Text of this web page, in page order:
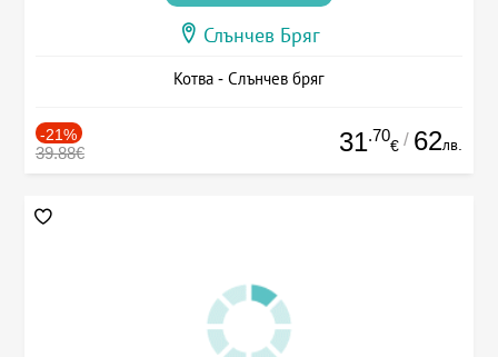
Слънчев Бряг
Котва - Слънчев бряг
-21%
39.88€ 31.70
€ / 62лв.